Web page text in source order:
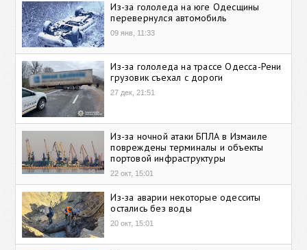
Из-за гололеда на юге Одесщины
перевернулся автомобиль
09 янв, 11:33
Из-за гололеда на трассе Одесса-Рени
грузовик съехал с дороги
27 дек, 21:51
Из-за ночной атаки БПЛА в Измаиле
повреждены терминалы и объекты
портовой инфраструктуры
22 окт, 15:01
Из-за аварии некоторые одесситы
остались без воды
20 окт, 15:01